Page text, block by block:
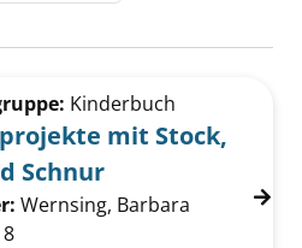
von 50 Bauprojekte mit
Kinderbuch
mit Stock,
Schnur
Wernsing, Barbara Suche